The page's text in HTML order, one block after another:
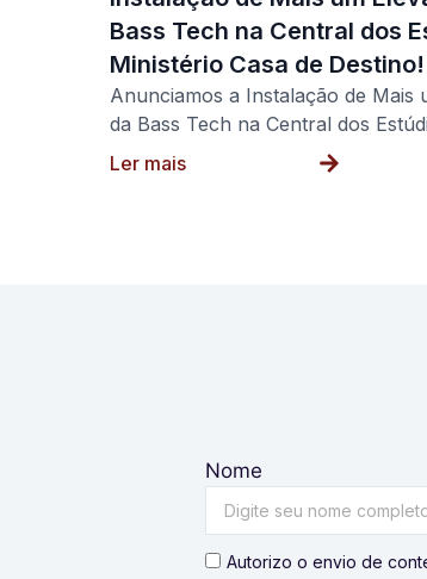
Bass Tech na Central dos
Ministério Casa de Destino!
Anunciamos a Instalação de Mais
da Bass Tech na Central dos
Ler mais
Nome
Autorizo o envio de